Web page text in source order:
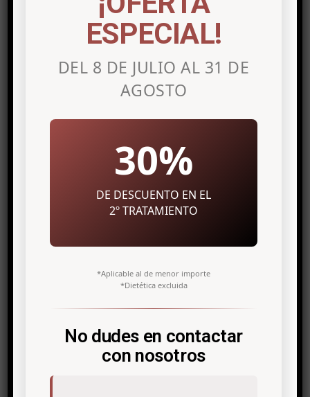
Related posts
ESPECIAL!
DEL 8 DE JULIO AL 31 DE
AGOSTO
30%
DE DESCUENTO EN EL
2º TRATAMIENTO
*Aplicable al de menor importe
*Dietética excluida
No dudes en contactar
con nosotros